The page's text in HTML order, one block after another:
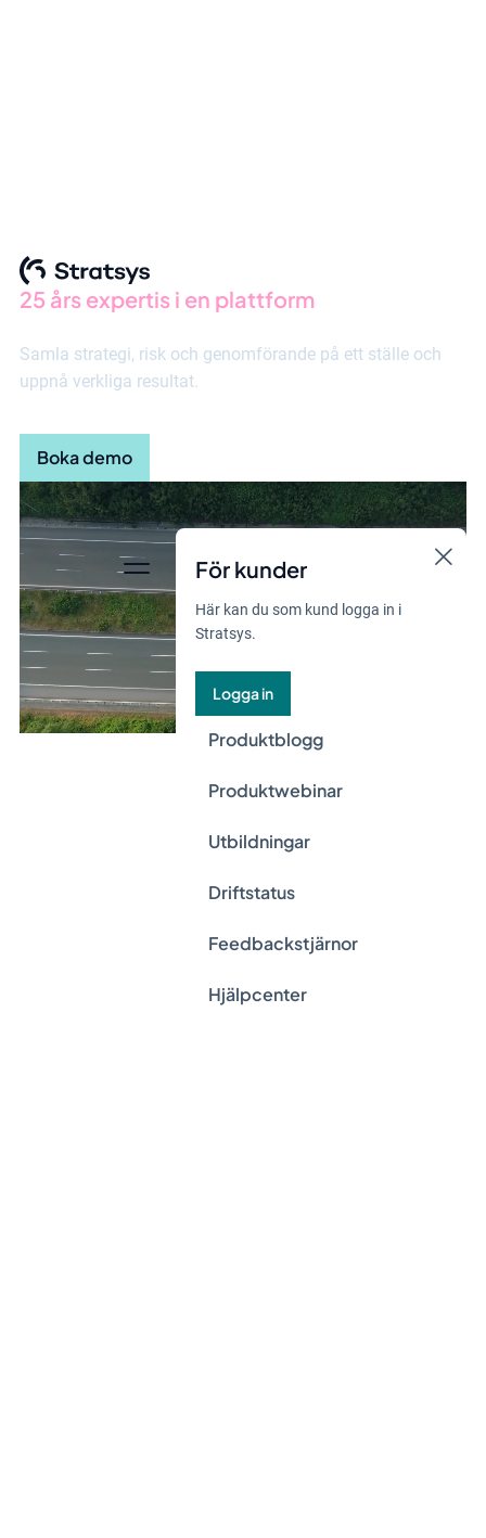
För kunder
Här kan du som kund logga in i
Stratsys.
Logga in
Produktblogg
Produktwebinar
Utbildningar
Driftstatus
Feedbackstjärnor
Hjälpcenter
25 års expertis i en plattform
Samla strategi, risk och genomförande på ett ställe och
uppnå verkliga resultat.
Boka demo